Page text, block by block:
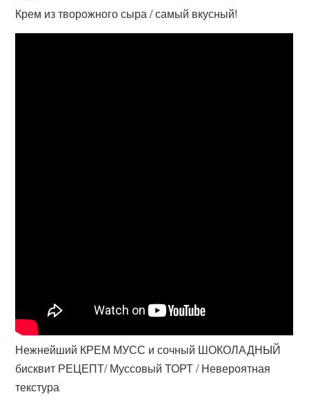
Крем из творожного сыра / самый вкусный!
Нежнейший КРЕМ МУСС и сочный ШОКОЛАДНЫЙ
бисквит РЕЦЕПТ/ Муссовый ТОРТ / Невероятная
текстура